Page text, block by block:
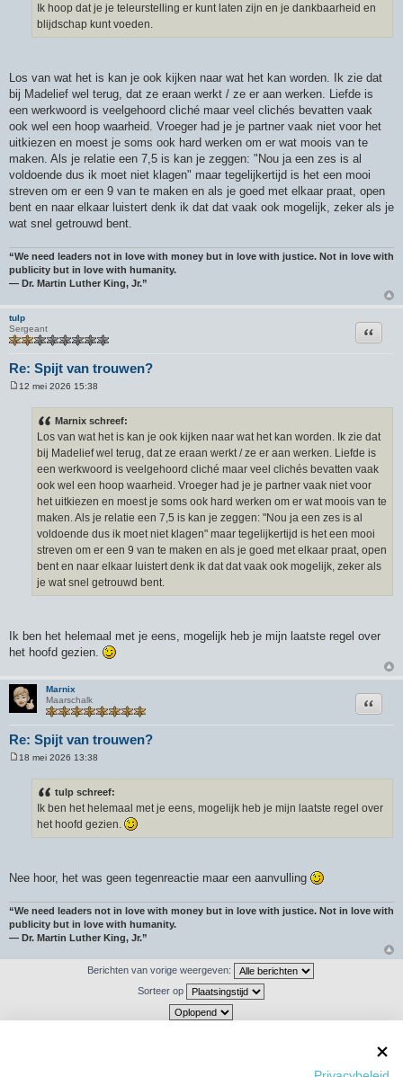
Ik hoop dat je je teleurstelling er kunt laten zijn en je dankbaarheid en
blijdschap kunt voeden.
Los van wat het is kan je ook kijken naar wat het kan worden. Ik zie dat
bij Madelief wel terug, dat ze eraan werkt / ze er aan werken. Liefde is
een werkwoord is veelgehoord cliché maar veel clichés bevatten vaak
ook wel een hoop waarheid. Vroeger had je je partner vaak niet voor het
uitkiezen en moest je soms ook hard werken om er wat moois van te
maken. Als je relatie een 7,5 is kan je zeggen: "Nou ja een zes is al
voldoende dus ik moet niet klagen" maar tegelijkertijd is het een mooi
streven om er een 9 van te maken en als je goed met elkaar praat, open
bent en naar elkaar luistert denk ik dat dat vaak ook mogelijk, zeker als je
wat snel getrouwd bent.
“We need leaders not in love with money but in love with justice. Not in love with
publicity but in love with humanity.
― Dr. Martin Luther King, Jr.”
tulp
Sergeant
Re: Spijt van trouwen?
Citeer
12 mei 2026 15:38
Marnix schreef:
Los van wat het is kan je ook kijken naar wat het kan worden. Ik zie dat
bij Madelief wel terug, dat ze eraan werkt / ze er aan werken. Liefde is
een werkwoord is veelgehoord cliché maar veel clichés bevatten vaak
ook wel een hoop waarheid. Vroeger had je je partner vaak niet voor
het uitkiezen en moest je soms ook hard werken om er wat moois van te
maken. Als je relatie een 7,5 is kan je zeggen: "Nou ja een zes is al
voldoende dus ik moet niet klagen" maar tegelijkertijd is het een mooi
streven om er een 9 van te maken en als je goed met elkaar praat, open
bent en naar elkaar luistert denk ik dat dat vaak ook mogelijk, zeker als
je wat snel getrouwd bent.
Ik ben het helemaal met je eens, mogelijk heb je mijn laatste regel over
het hoofd gezien.
Marnix
Maarschalk
Re: Spijt van trouwen?
Citeer
18 mei 2026 13:38
tulp schreef:
Ik ben het helemaal met je eens, mogelijk heb je mijn laatste regel over
het hoofd gezien.
Nee hoor, het was geen tegenreactie maar een aanvulling
“We need leaders not in love with money but in love with justice. Not in love with
publicity but in love with humanity.
― Dr. Martin Luther King, Jr.”
Berichten van vorige weergeven:
Sorteer op